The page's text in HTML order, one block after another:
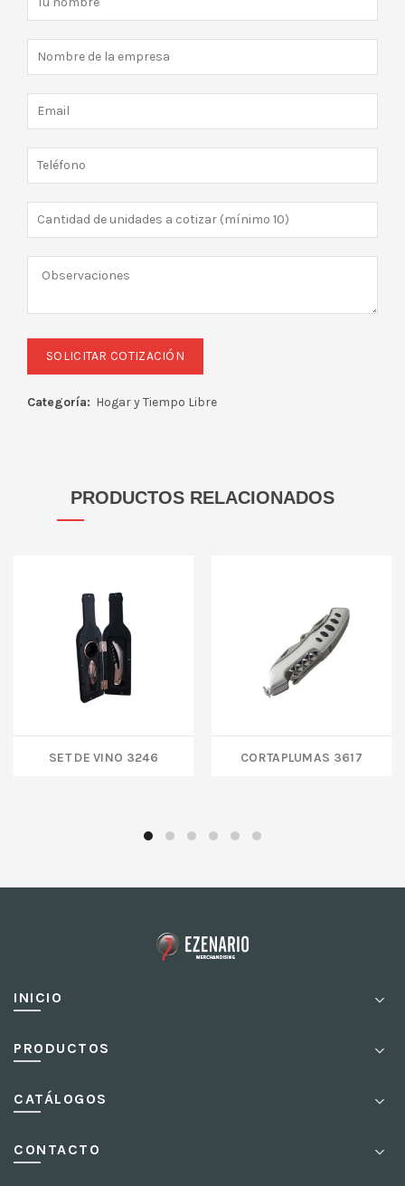
Categoría: Hogar y Tiempo Libre
PRODUCTOS RELACIONADOS
SET DE VINO 3246 CORTAPLUMAS 3617
INICIO
PRODUCTOS
CATÁLOGOS
CONTACTO